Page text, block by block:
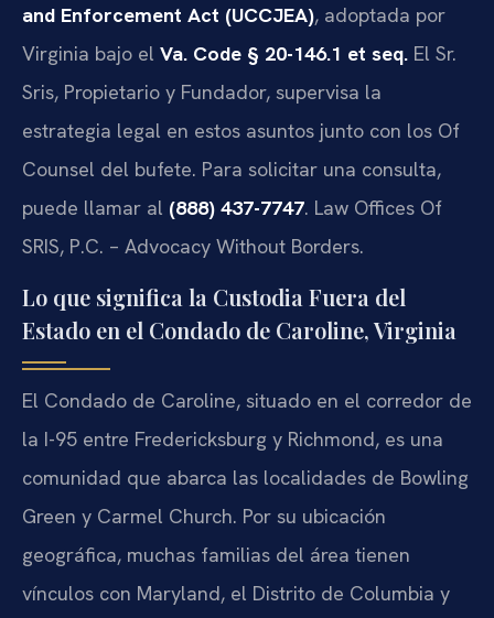
and Enforcement Act (UCCJEA), adoptada por
Virginia bajo el Va. Code § 20-146.1 et seq. El Sr.
Sris, Propietario y Fundador, supervisa la
estrategia legal en estos asuntos junto con los Of
Counsel del bufete. Para solicitar una consulta,
puede llamar al (888) 437-7747. Law Offices Of
SRIS, P.C. – Advocacy Without Borders.
Lo que significa la Custodia Fuera del
Estado en el Condado de Caroline, Virginia
El Condado de Caroline, situado en el corredor de
la I-95 entre Fredericksburg y Richmond, es una
comunidad que abarca las localidades de Bowling
Green y Carmel Church. Por su ubicación
geográfica, muchas familias del área tienen
vínculos con Maryland, el Distrito de Columbia y